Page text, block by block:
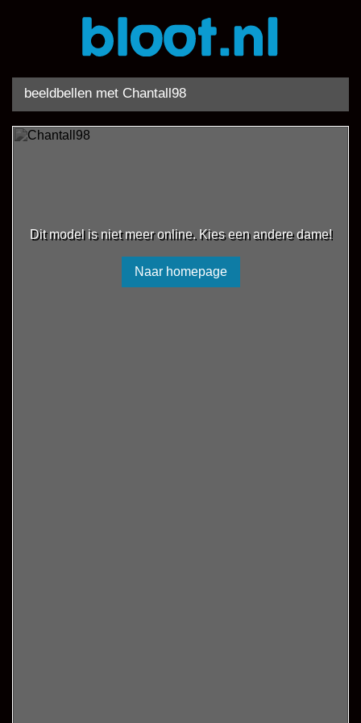
beeldbellen met Chantall98
Dit model is niet meer online. Kies een andere dame!
Naar homepage